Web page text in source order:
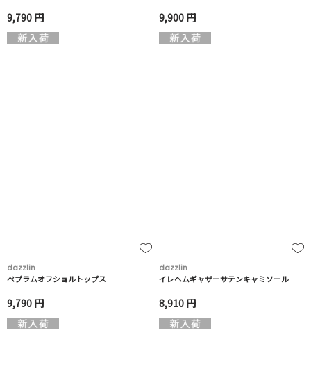
9,790 円 9,900 円
dazzlin
ペプラムオフショルトップス
9,790 円
dazzlin
イレヘムギャザーサテンキャミソール
8,910 円